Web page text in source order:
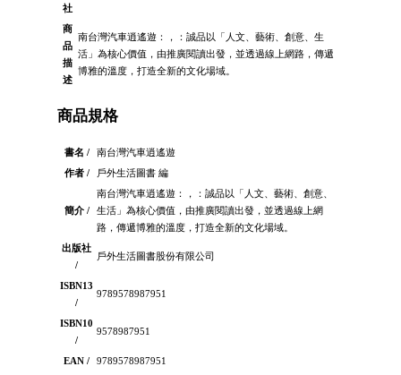
社
商
品
描
述
南台灣汽車逍遙遊：，：誠品以「人文、藝術、創意、生
活」為核心價值，由推廣閱讀出發，並透過線上網路，傳遞
博雅的溫度，打造全新的文化場域。
商品規格
書名 /
南台灣汽車逍遙遊
作者 /
戶外生活圖書 編
簡介 /
南台灣汽車逍遙遊：，：誠品以「人文、藝術、創意、
生活」為核心價值，由推廣閱讀出發，並透過線上網
路，傳遞博雅的溫度，打造全新的文化場域。
出版社
/
戶外生活圖書股份有限公司
ISBN13
/
9789578987951
ISBN10
/
9578987951
EAN / 9789578987951